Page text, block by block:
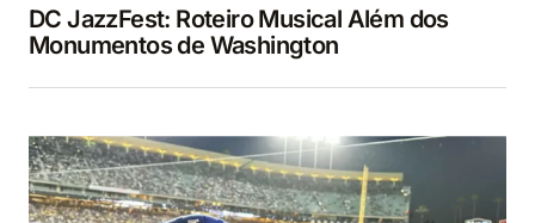
DC JazzFest: Roteiro Musical Além dos
Monumentos de Washington